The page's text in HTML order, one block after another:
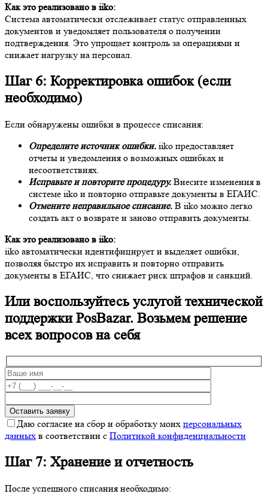
Как это реализовано в iiko:
Система автоматически отслеживает статус отправленных
документов и уведомляет пользователя о получении
подтверждения. Это упрощает контроль за операциями и
снижает нагрузку на персонал.
Шаг 6: Корректировка ошибок (если
необходимо)
Если обнаружены ошибки в процессе списания:
Определите источник ошибки. iiko предоставляет
отчеты и уведомления о возможных ошибках и
несоответствиях.
Исправьте и повторите процедуру. Внесите изменения в
системе iiko и повторно отправьте документы в ЕГАИС.
Отмените неправильное списание. В iiko можно легко
создать акт о возврате и заново отправить документы.
Как это реализовано в iiko:
iiko автоматически идентифицирует и выделяет ошибки,
позволяя быстро их исправить и повторно отправить
документы в ЕГАИС, что снижает риск штрафов и санкций.
Или воспользуйтесь услугой технической
поддержки PosBazar. Возьмем решение
всех вопросов на себя
Даю согласие на сбор и обработку моих персональных
данных в соответствии с Политикой конфиденциальности
Шаг 7: Хранение и отчетность
После успешного списания необходимо: